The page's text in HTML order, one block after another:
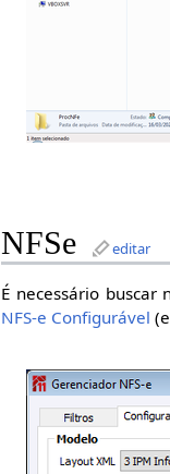
NFSe editar
É necessário
NFS-e Configurável